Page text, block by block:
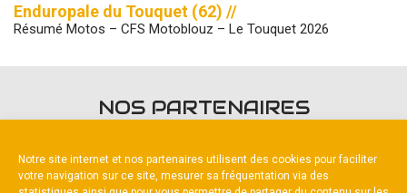
Notre site internet et nos partenaires utilisent des cookies pour faciliter
votre navigation sur ce site, mesurer sa fréquentation via des
Enduropale du Touquet (62) //
Résumé Motos – CFS Motoblouz – Le Touquet 2026
NOS PARTENAIRES